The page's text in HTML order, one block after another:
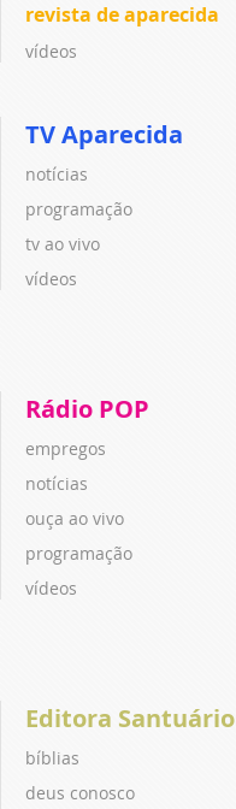
revista de aparecida
vídeos
TV Aparecida
notícias
programação
tv ao vivo
vídeos
Rádio POP
empregos
notícias
ouça ao vivo
programação
vídeos
Editora Santuário
bíblias
deus conosco